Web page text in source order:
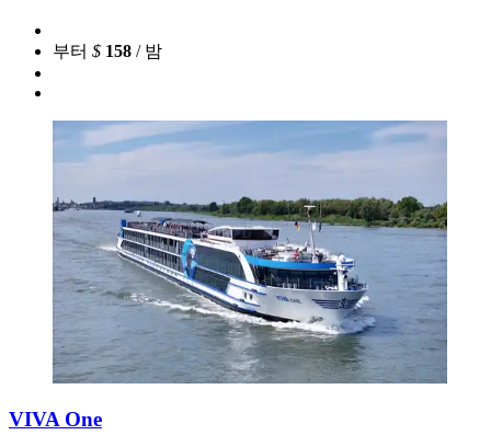
부터 $ 158 / 밤
VIVA One